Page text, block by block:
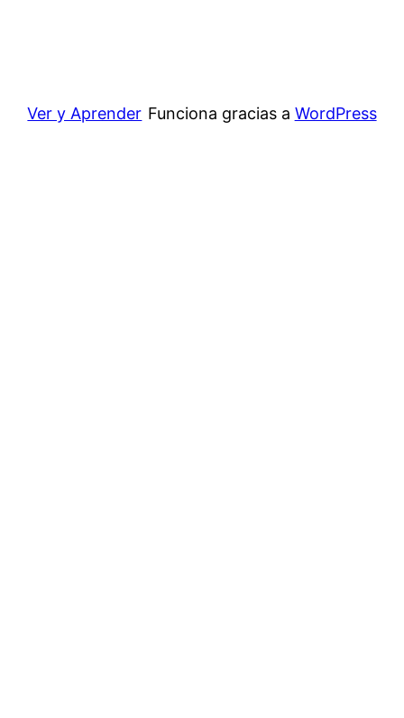
Ver y Aprender Funciona gracias a WordPress